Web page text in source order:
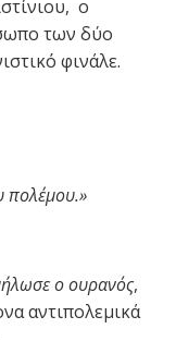
ο
των δύο
φινάλε.
πολέμου.»
ο ουρανός,
αντιπολεμικά